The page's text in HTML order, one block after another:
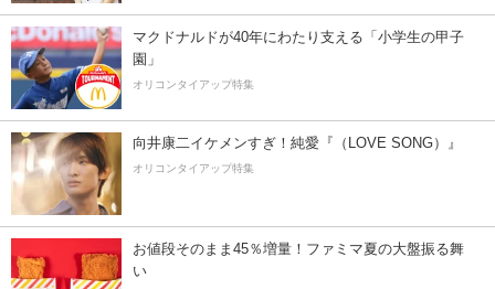
マクドナルドが40年にわたり支える「小学生の甲子
園」
オリコンタイアップ特集
向井康二イケメンすぎ！純愛『（LOVE SONG）』
オリコンタイアップ特集
お値段そのまま45％増量！ファミマ夏の大盤振る舞
い